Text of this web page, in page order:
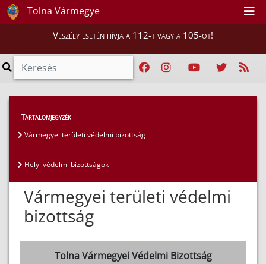
Tolna Vármegye
Veszély esetén hívja a 112-t vagy a 105-öt!
Lakosság >
Vármegyei területi védelmi bizottság
Tartalomjegyzék
Vármegyei területi védelmi bizottság
Helyi védelmi bizottságok
Vármegyei területi védelmi
bizottság
Tolna Vármegyei Védelmi Bizottság